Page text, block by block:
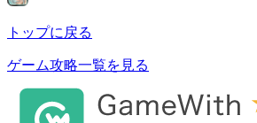
トップに戻る
ゲーム攻略一覧を見る